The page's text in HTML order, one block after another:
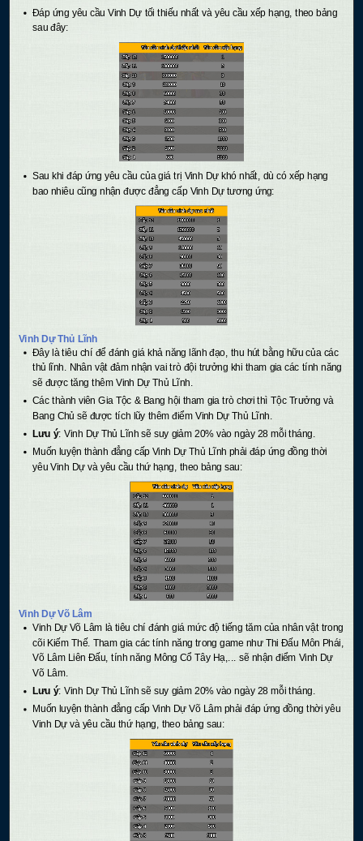
Đáp ứng yêu cầu Vinh Dự tối thiếu nhất và yêu cầu xếp hạng, theo bảng
sau đây:
Sau khi đáp ứng yêu cầu của giá trị Vinh Dự khó nhất, dù có xếp hạng
bao nhiêu cũng nhận được đẳng cấp Vinh Dự tương ứng:
Vinh Dự Thủ Lĩnh
Đây là tiêu chí để đánh giá khả năng lãnh đạo, thu hút bằng hữu của các
thủ lĩnh. Nhân vật đảm nhận vai trò đội trưởng khi tham gia các tính năng
sẽ được tăng thêm Vinh Dự Thủ Lĩnh.
Các thành viên Gia Tộc & Bang hội tham gia trò chơi thì Tộc Trưởng và
Bang Chủ sẽ được tích lũy thêm điểm Vinh Dự Thủ Lĩnh.
Lưu ý: Vinh Dự Thủ Lĩnh sẽ suy giảm 20% vào ngày 28 mỗi tháng.
Muốn luyện thành đẳng cấp Vinh Dự Thủ Lĩnh phải đáp ứng đồng thời
yêu Vinh Dự và yêu cầu thứ hạng, theo bảng sau:
Vinh Dự Võ Lâm
Vinh Dự Võ Lâm là tiêu chí đánh giá mức độ tiếng tăm của nhân vật trong
cõi Kiếm Thế. Tham gia các tính năng trong game như Thi Đấu Môn Phái,
Võ Lâm Liên Đấu, tính năng Mông Cổ Tây Hạ,... sẽ nhận điểm Vinh Dự
Võ Lâm.
Lưu ý: Vinh Dự Thủ Lĩnh sẽ suy giảm 20% vào ngày 28 mỗi tháng.
Muốn luyện thành đẳng cấp Vinh Dự Võ Lâm phải đáp ứng đồng thời yêu
Vinh Dự và yêu cầu thứ hạng, theo bảng sau: